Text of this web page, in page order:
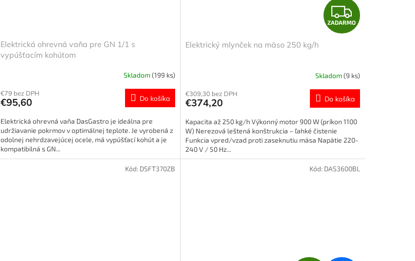
Elektrická ohrevná vaňa pre GN 1/1 s
vypúšťacím kohútom
Skladom(199 ks)
€79 bez DPH
€95,60 Do košíka
Elektrická ohrevná vaňa DasGastro je ideálna pre
udržiavanie pokrmov v optimálnej teplote. Je vyrobená z
odolnej nehrdzavejúcej ocele, má vypúšťací kohút a je
kompatibilná s GN...
Z
A
A
R
M
O
ZADARMO
Elektrický mlynček na mäso 250 kg/h
Skladom(9 ks)
€309,30 bez DPH
€374,20 Do košíka
Kapacita až 250 kg/h Výkonný motor 900 W (príkon 1100
W) Nerezová leštená konštrukcia – ľahké čistenie
Funkcia vpred/vzad proti zaseknutiu mäsa Napätie 220-
240 V / 50 Hz...
Kód: DSFT370ZB Kód: DAS3600BL